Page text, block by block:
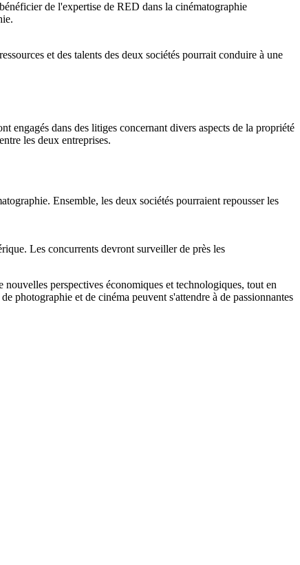
de l'expertise de RED dans la cinématographie
et des talents des deux sociétés pourrait conduire à une
dans des litiges concernant divers aspects de la propriété
les deux entreprises.
Ensemble, les deux sociétés pourraient repousser les
Les concurrents devront surveiller de près les
perspectives économiques et technologiques, tout en
photographie et de cinéma peuvent s'attendre à de passionnantes